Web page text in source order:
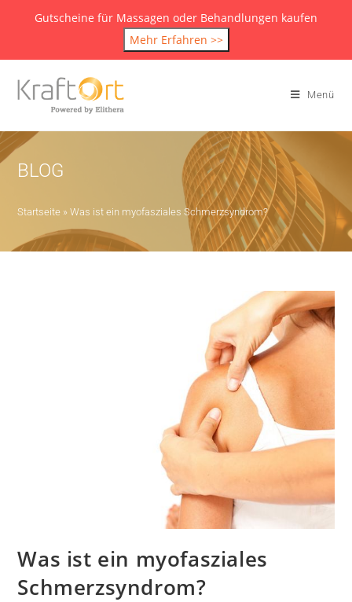
Gutscheine für Massagen oder Behandlungen kaufen
Mehr Erfahren >>
Menü
BLOG
Startseite »Was ist ein myofasziales Schmerzsyndrom?
Was ist ein myofasziales
Schmerzsyndrom?